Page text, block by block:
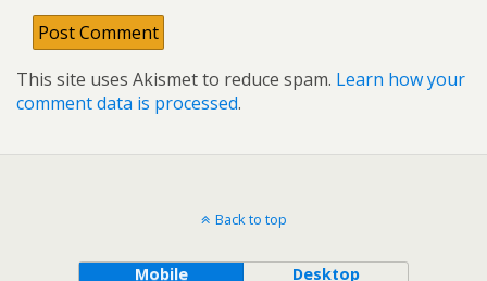
This site uses Akismet to reduce spam. Learn how your
comment data is processed.
Back to top
Mobile Desktop